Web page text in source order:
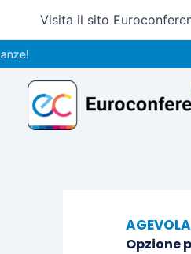
contenuto
Visita il sito
Opzione